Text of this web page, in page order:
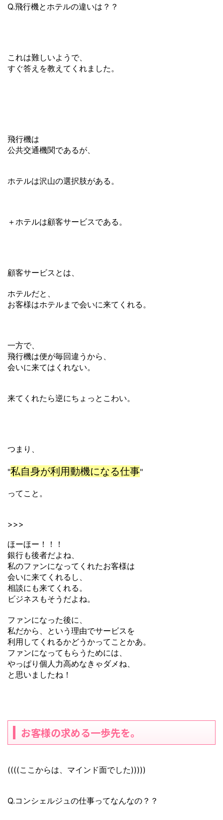
Q.飛行機とホテルの違いは？？
これは難しいようで、
すぐ答えを教えてくれました。
飛行機は
公共交通機関であるが、
ホテルは沢山の選択肢がある。
＋ホテルは顧客サービスである。
顧客サービスとは、
ホテルだと、
お客様はホテルまで会いに来てくれる。
一方で、
飛行機は便が毎回違うから、
会いに来てはくれない。
来てくれたら逆にちょっとこわい。
つまり、
"私自身が利用動機になる仕事"
ってこと。
>>>
ほーほー！！！
銀行も後者だよね、
私のファンになってくれたお客様は
会いに来てくれるし、
相談にも来てくれる。
ビジネスもそうだよね。
ファンになった後に、
私だから、という理由でサービスを
利用してくれるかどうかってことかあ。
ファンになってもらうためには、
やっぱり個人力高めなきゃダメね、
と思いましたね！
お客様の求める一歩先を。
((((ここからは、マインド面でした)))))
Q.コンシェルジュの仕事ってなんなの？？